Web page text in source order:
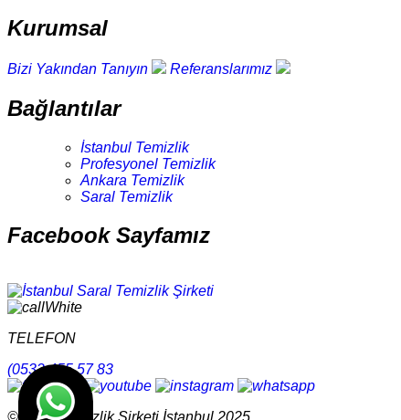
Kurumsal
Bizi Yakından Tanıyın Referanslarımız
Bağlantılar
İstanbul Temizlik
Profesyonel Temizlik
Ankara Temizlik
Saral Temizlik
Facebook Sayfamız
TELEFON
(0532 455 57 83